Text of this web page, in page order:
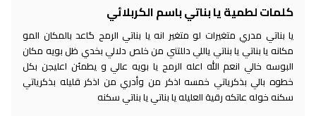
كلمات لطمية يا بناتي باسم الكربلائي
يا بناتي مدري متغيرات لو متغير انه يا بناتي الرمح گاعد بالمكان المو
مكانه يا بناتي يا بناتي ياللي دللتني من خلص دلالي بخدي ظل بويه مكان
البوسه خالي انعم الله اعله الرمح يا بويه عالي و يطمئن اعليجن بكل
خطوه بالي بذكرياتي خمسه اذكر من وأدري من اذكر قليله بذكرياتي
سكنه خوله عاتكه رقية العليله يا بناتي يا بناتي سكنه